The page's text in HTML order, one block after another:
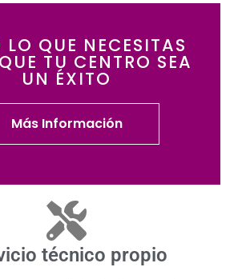
LO QUE NECESITAS
TU CENTRO SEA
UN ÉXITO
Más Información
técnico propio